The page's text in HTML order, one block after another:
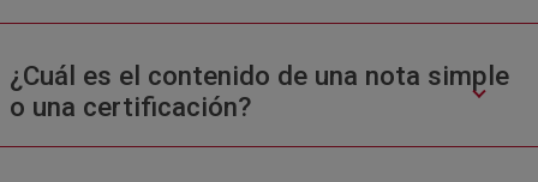
¿Cuál es el contenido de una nota simple
o una certificación?